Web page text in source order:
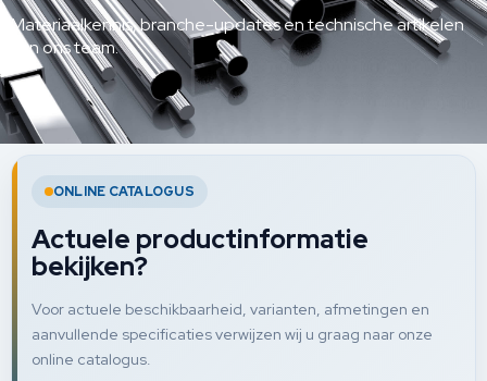
Materiaalkennis, branche-updates en technische artikelen
van ons team.
ONLINE CATALOGUS
Actuele productinformatie
bekijken?
Voor actuele beschikbaarheid, varianten, afmetingen en
aanvullende specificaties verwijzen wij u graag naar onze
online catalogus.